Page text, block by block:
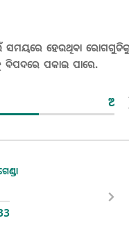
ସମୟରେ ହେଉଥିବା
ପକାଇ ପାରେ.